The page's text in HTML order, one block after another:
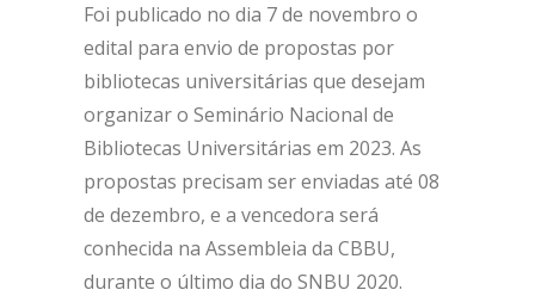
Foi publicado no dia 7 de novembro o
edital para envio de propostas por
bibliotecas universitárias que desejam
organizar o Seminário Nacional de
Bibliotecas Universitárias em 2023. As
propostas precisam ser enviadas até 08
de dezembro, e a vencedora será
conhecida na Assembleia da CBBU,
durante o último dia do SNBU 2020.